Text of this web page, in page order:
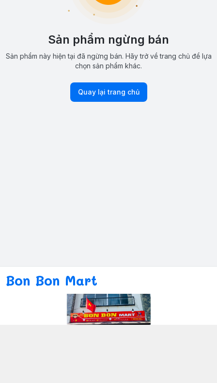
Sản phẩm ngừng bán
Sản phẩm này hiện tại đã ngừng bán. Hãy trở về trang chủ để lựa
chọn sản phẩm khác.
Quay lại trang chủ
Bon Bon Mart